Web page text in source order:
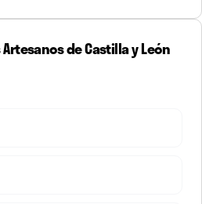
de Castilla y León